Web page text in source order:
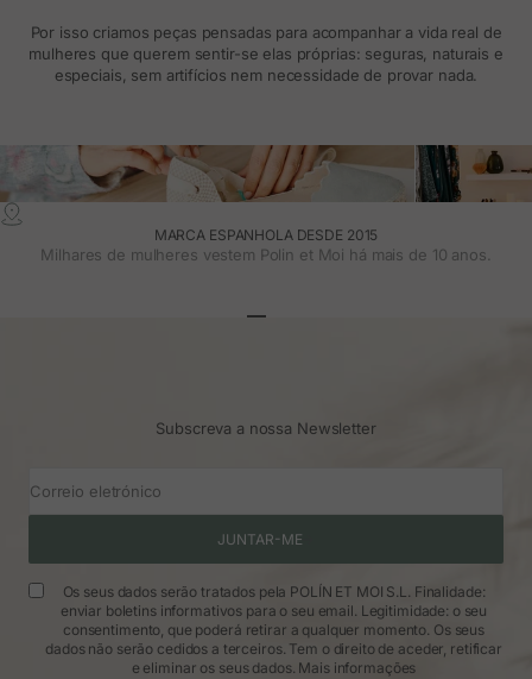
Por isso criamos peças pensadas para acompanhar a vida real de
mulheres que querem sentir-se elas próprias: seguras, naturais e
especiais, sem artifícios nem necessidade de provar nada.
MARCA ESPANHOLA DESDE 2015
Milhares de mulheres vestem Polin et Moi há mais de 10 anos.
Subscreva a nossa Newsletter
Correio eletrónico
JUNTAR-ME
Os seus dados serão tratados pela POLÍN ET MOI S.L. Finalidade:
enviar boletins informativos para o seu email. Legitimidade: o seu
consentimento, que poderá retirar a qualquer momento. Os seus
dados não serão cedidos a terceiros. Tem o direito de aceder, retificar
e eliminar os seus dados. Mais informações